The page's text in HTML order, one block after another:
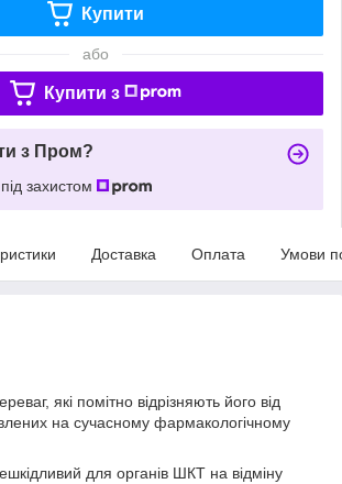
Купити
або
Купити з
з Пром?
захистом
Доставка Оплата Умови
які помітно відрізняють його від
на сучасному фармакологічному
для органів ШКТ на відміну